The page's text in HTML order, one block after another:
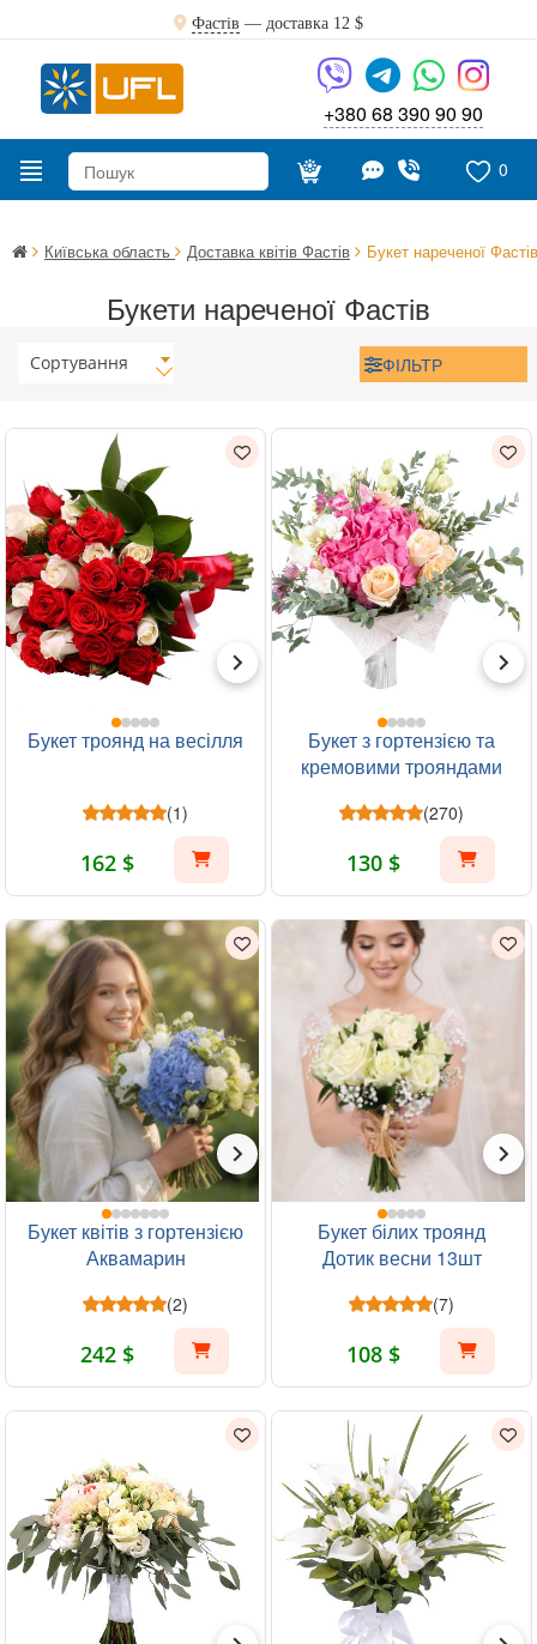
Фастів — доставка 12 $
+380 68 390 90 90
0
Київська область Доставка квітів Фастів Букет нареченої Фастів
Букети нареченої Фастів
Сортування ФІЛЬТР
Букет троянд на весілля
(1)
162 $
Букет з гортензією та
кремовими трояндами
(270)
130 $
Букет квітів з гортензією
Аквамарин
(2)
242 $
Букет білих троянд
Дотик весни 13шт
(7)
108 $